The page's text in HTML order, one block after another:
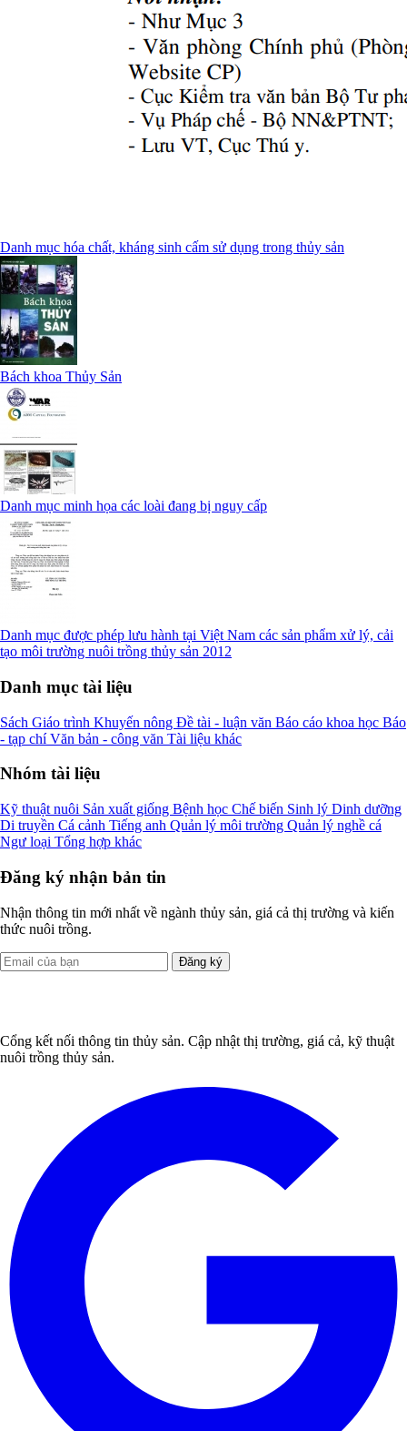
Danh mục hóa chất, kháng sinh cấm sử dụng trong thủy sản
Bách khoa Thủy Sản
Danh mục minh họa các loài đang bị nguy cấp
Danh mục được phép lưu hành tại Việt Nam các sản phẩm xử lý, cải
tạo môi trường nuôi trồng thủy sản 2012
Danh mục tài liệu
Sách Giáo trình Khuyến nông Đề tài - luận văn Báo cáo khoa học Báo
- tạp chíVăn bản - công văn Tài liệu khác
Nhóm tài liệu
Kỹ thuật nuôi Sản xuất giống Bệnh học Chế biến Sinh lý Dinh dưỡng
Di truyền Cá cảnh Tiếng anh Quản lý môi trường Quản lý nghề cá
Ngư loại Tổng hợp khác
Đăng ký nhận bản tin
Nhận thông tin mới nhất về ngành thủy sản, giá cả thị trường và kiến
thức nuôi trồng.
Đăng ký
Cổng kết nối thông tin thủy sản. Cập nhật thị trường, giá cả, kỹ thuật
nuôi trồng thủy sản.